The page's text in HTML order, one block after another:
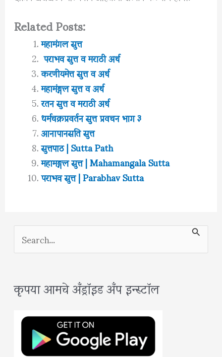
Related Posts:
महामंगल सुत्त
पराभव सुत्त व मराठी अर्थ
करणीयमेत्त सुत्त व अर्थ
महामंङ्गल सुत्त व अर्थ
रतन सुत्त व मराठी अर्थ
धर्मचक्रप्रवर्तन सुत्त प्रवचन भाग ३
आनापानसति सुत्त
सुत्तपाठ | Sutta Path
महामङ्गल सुत्त | Mahamangala Sutta
पराभव सुत्त | Parabhav Sutta
S
e
r
c
कृपया आमचे अँड्रॉइड अँप इन्स्टॉल